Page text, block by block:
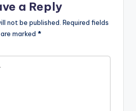
a Reply
not be published. Required fields
are marked *